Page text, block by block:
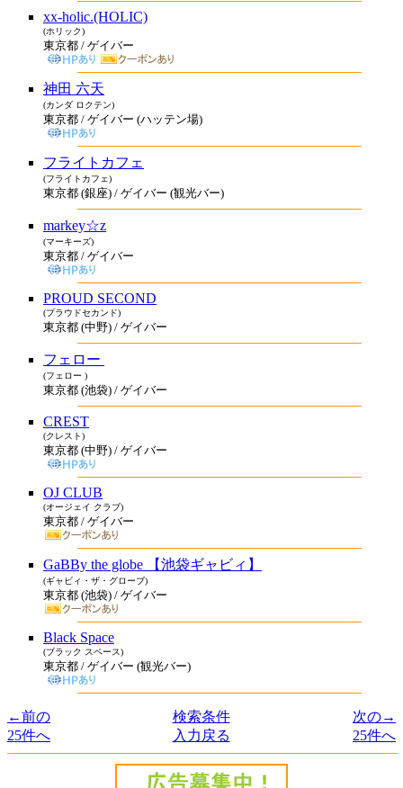
xx-holic.(HOLIC)
(ホリック)
東京都 / ゲイバー
神田 六天
(カンダ ロクテン)
東京都 / ゲイバー (ハッテン場)
フライトカフェ
(フライトカフェ)
東京都 (銀座) / ゲイバー (観光バー)
markey☆z
(マーキーズ)
東京都 / ゲイバー
PROUD SECOND
(プラウドセカンド)
東京都 (中野) / ゲイバー
フェロー
(フェロー )
東京都 (池袋) / ゲイバー
CREST
(クレスト)
東京都 (中野) / ゲイバー
OJ CLUB
(オージェイ クラブ)
東京都 / ゲイバー
GaBBy the globe 【池袋ギャビィ】
(ギャビィ・ザ・グローブ)
東京都 (池袋) / ゲイバー
Black Space
(ブラック スペース)
東京都 / ゲイバー (観光バー)
←前の
25件へ
検索条件
入力戻る
次の→
25件へ